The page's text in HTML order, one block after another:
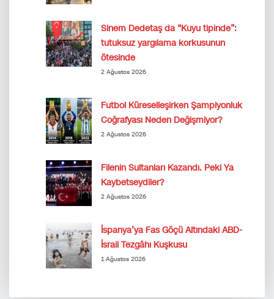
Sinem Dedetaş da “Kuyu tipinde”:
tutuksuz yargılama korkusunun
ötesinde
2 Ağustos 2026
Futbol Küreselleşirken Şampiyonluk
Coğrafyası Neden Değişmiyor?
2 Ağustos 2026
Filenin Sultanları Kazandı. Peki Ya
Kaybetseydiler?
2 Ağustos 2026
İspanya’ya Fas Göçü Altındaki ABD-
İsrail Tezgâhı Kuşkusu
1 Ağustos 2026